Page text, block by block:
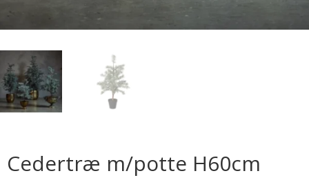
Cedertræ m/potte H60cm